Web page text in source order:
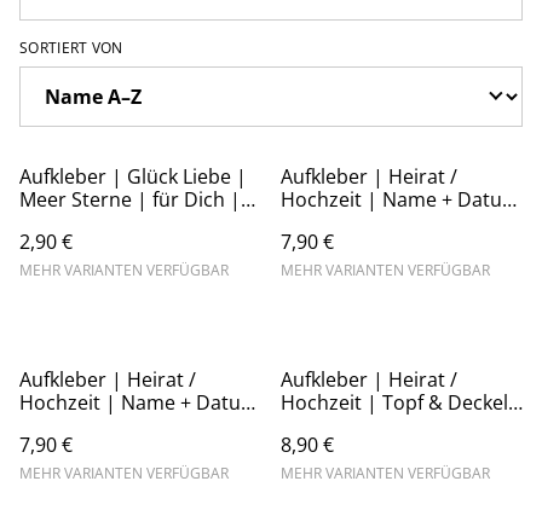
SORTIERT VON
Aufkleber | Glück Liebe |
Meer Sterne | für Dich |
2,90 €
MEHR VARIANTEN VERFÜGBAR
Aufkleber | Heirat /
Hochzeit | Name + Datum
7,90 €
MEHR VARIANTEN VERFÜGBAR
Aufkleber | Heirat /
Hochzeit | Name + Datum
7,90 €
MEHR VARIANTEN VERFÜGBAR
Aufkleber | Heirat /
Hochzeit | Topf & Deckel
8,90 €
MEHR VARIANTEN VERFÜGBAR